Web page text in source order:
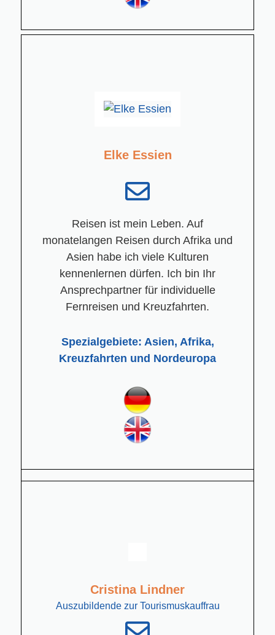
Elke Essien
Reisen ist mein Leben. Auf
monatelangen Reisen durch Afrika und
Asien habe ich viele Kulturen
kennenlernen dürfen. Ich bin Ihr
Ansprechpartner für individuelle
Fernreisen und Kreuzfahrten.
Spezialgebiete: Asien, Afrika,
Kreuzfahrten und Nordeuropa
Cristina Lindner
Auszubildende zur Tourismuskauffrau